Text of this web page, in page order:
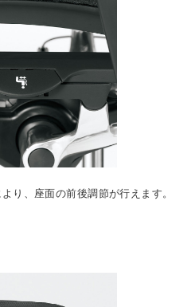
り、座面の前後調節が行えます。